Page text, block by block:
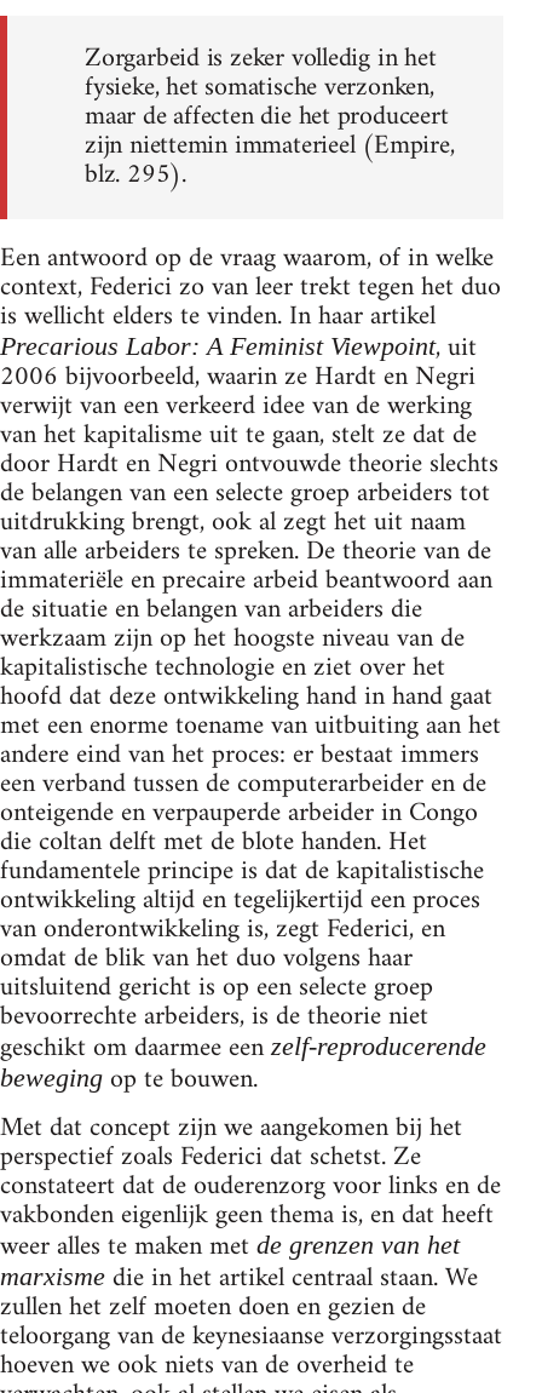
Zorgarbeid is zeker volledig in het
fysieke, het somatische verzonken,
maar de affecten die het produceert
zijn niettemin immaterieel (Empire,
blz. 295).
Een antwoord op de vraag waarom, of in welke
context, Federici zo van leer trekt tegen het duo
is wellicht elders te vinden. In haar artikel
Precarious Labor: A Feminist Viewpoint, uit
2006 bijvoorbeeld, waarin ze Hardt en Negri
verwijt van een verkeerd idee van de werking
van het kapitalisme uit te gaan, stelt ze dat de
door Hardt en Negri ontvouwde theorie slechts
de belangen van een selecte groep arbeiders tot
uitdrukking brengt, ook al zegt het uit naam
van alle arbeiders te spreken. De theorie van de
immateriële en precaire arbeid beantwoord aan
de situatie en belangen van arbeiders die
werkzaam zijn op het hoogste niveau van de
kapitalistische technologie en ziet over het
hoofd dat deze ontwikkeling hand in hand gaat
met een enorme toename van uitbuiting aan het
andere eind van het proces: er bestaat immers
een verband tussen de computerarbeider en de
onteigende en verpauperde arbeider in Congo
die coltan delft met de blote handen. Het
fundamentele principe is dat de kapitalistische
ontwikkeling altijd en tegelijkertijd een proces
van onderontwikkeling is, zegt Federici, en
omdat de blik van het duo volgens haar
uitsluitend gericht is op een selecte groep
bevoorrechte arbeiders, is de theorie niet
geschikt om daarmee eenzelf-reproducerende
beweging op te bouwen.
Met dat concept zijn we aangekomen bij het
perspectief zoals Federici dat schetst. Ze
constateert dat de ouderenzorg voor links en de
vakbonden eigenlijk geen thema is, en dat heeft
weer alles te maken met de grenzen van het
marxisme die in het artikel centraal staan. We
zullen het zelf moeten doen en gezien de
teloorgang van de keynesiaanse verzorgingsstaat
hoeven we ook niets van de overheid te